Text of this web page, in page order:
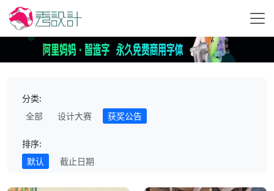
分类:
全部
设计大赛 获奖公告
排序:
默认
截止日期